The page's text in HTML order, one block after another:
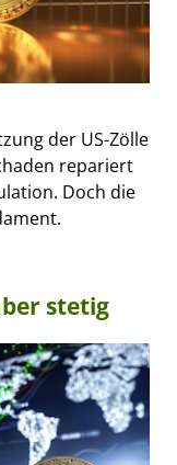
der US-Zölle
repariert
Doch die
stetig